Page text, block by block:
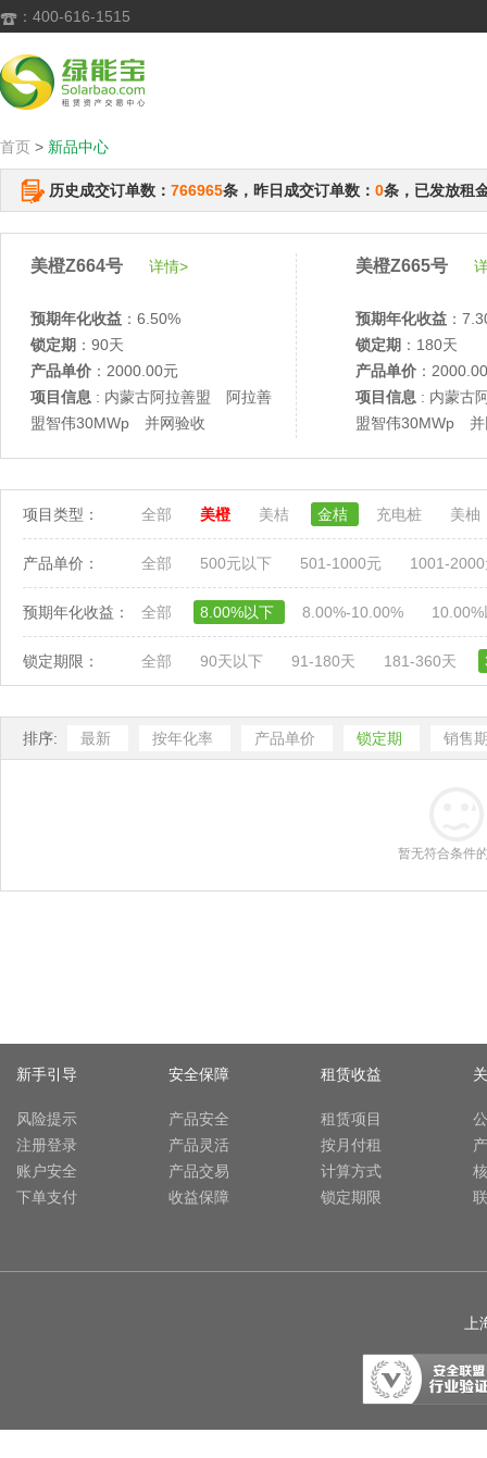
 ：400-616-1515
首页 > 新品中心
历史成交订单数： 766965条，昨日成交订单数： 0条，已发放租
美橙Z664号 详情>
预期年化收益 ：6.50%
锁定期 ：90天
产品单价 ：2000.00元
项目信息 : 内蒙古阿拉善盟 阿拉善
盟智伟30MWp 并网验收
美橙Z665号
预期年化收益 ：
锁定期 ：180天
产品单价 ：
项目信息 : 内蒙古
盟智伟30MWp 并
项目类型： 全部 美橙 美桔 金桔 充电桩 美柚
产品单价： 全部 500元以下 501-1000元 1001-
预期年化收益： 全部 8.00%以下 8.00%-10.00%
锁定期限： 全部 90天以下 91-180天 181-360天
排序: 最新 按年化率 产品单价 锁定期 销售
暂无符合条件
新手引导
风险提示
注册登录
账户安全
下单支付
安全保障
产品安全
产品灵活
产品交易
收益保障
租赁收益
租赁项目
按月付租
计算方式
锁定期限